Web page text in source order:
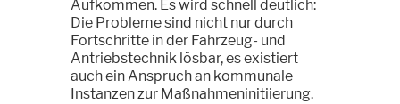
Aufkommen. Es wird schnell deutlich:
Die Probleme sind nicht nur durch
Fortschritte in der Fahrzeug- und
Antriebstechnik lösbar, es existiert
auch ein Anspruch an kommunale
Instanzen zur Maßnahmeninitiierung.